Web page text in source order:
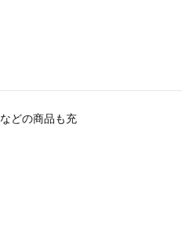
などの商品も充